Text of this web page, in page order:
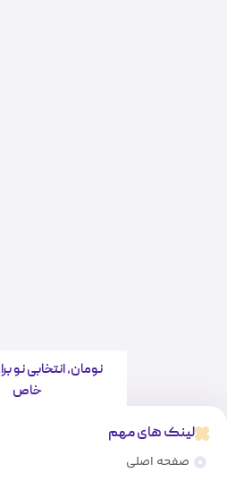
نومان، انتخابی نو
خاص
لینک های مهم
صفحه اصلی